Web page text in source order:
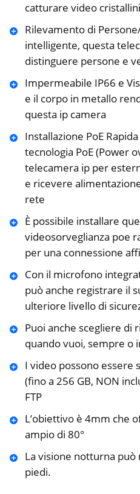
catturare video
Rilevamento di
intelligente, questa
distinguere persone e
Impermeabile IP66 e
e il corpo in metallo
questa ip camera
Installazione PoE
tecnologia PoE (Power
telecamera ip per
e ricevere
rete
È possibile installare
videosorveglianza poe
per una connessione
Con il microfono
può anche registrare il
ulteriore livello di
Puoi anche scegliere di
quando vuoi, sempre o
I video possono essere
(fino a 256 GB, NON
FTP
L’obiettivo è 4mm che
ampio di 80°
La visione notturna
piedi.